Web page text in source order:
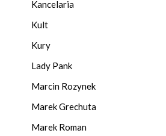
Kancelaria
Kult
Kury
Lady Pank
Marcin Rozynek
Marek Grechuta
Marek Roman